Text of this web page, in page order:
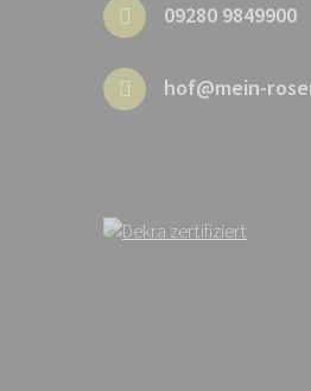
09280 9849900
hof@mein-